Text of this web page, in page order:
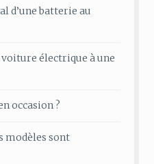
d’une batterie au
électrique à une
occasion ?
modèles sont